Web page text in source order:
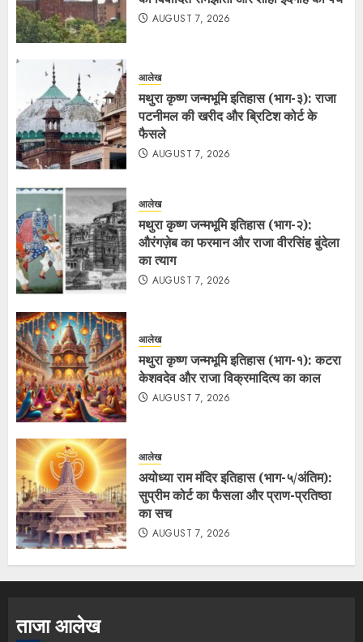
AUGUST 7, 2026
आलेख
मथुरा कृष्ण जन्मभूमि इतिहास (भाग-३): राजा
पटनीमल की खरीद और ब्रिटिश कोर्ट के
फैसले
AUGUST 7, 2026
आलेख
मथुरा कृष्ण जन्मभूमि इतिहास (भाग-२):
औरंगज़ेब का फरमान और राजा वीरसिंह बुंदेला
का त्याग
AUGUST 7, 2026
आलेख
मथुरा कृष्ण जन्मभूमि इतिहास (भाग-१): कटरा
केशवदेव और राजा विक्रमादित्य का काल
AUGUST 7, 2026
आलेख
अयोध्या राम मंदिर इतिहास (भाग-५/अंतिम):
सुप्रीम कोर्ट का फैसला और प्राण-प्रतिष्ठा
का सच
AUGUST 7, 2026
ताजा आलेख